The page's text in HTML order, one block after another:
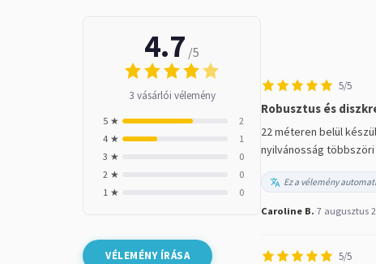
4.7 /5
3 vásárlói vélemény
5 ★
2
4 ★
1
3 ★
0
2 ★
0
1 ★
0
VÉLEMÉNY ÍRÁSA
5/5
Robusztus és
22 méteren belül
nyilvánosság
Ez a vélemény
Caroline B.·7 augusztus
5/5